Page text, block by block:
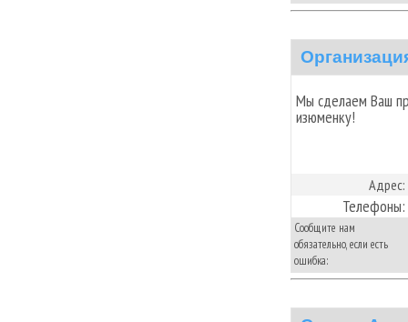
Мы сделаем Ваш
изюменку!
Адрес:
Телефоны:
Сообщите нам
обязательно, если есть
ошибка: